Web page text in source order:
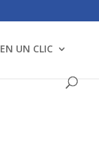
EN UN CLIC